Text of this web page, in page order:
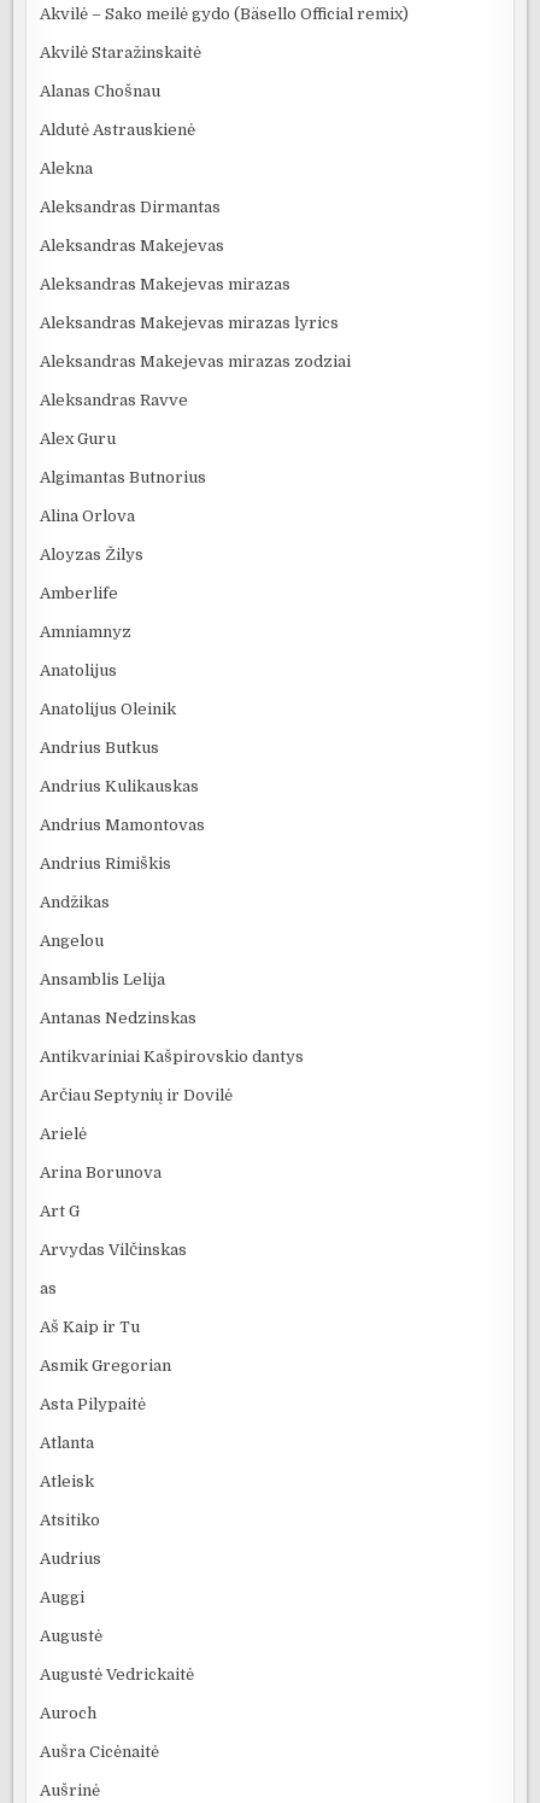
Akvilė – Sako meilė gydo (Bäsello Official remix)
Akvilė Staražinskaitė
Alanas Chošnau
Aldutė Astrauskienė
Alekna
Aleksandras Dirmantas
Aleksandras Makejevas
Aleksandras Makejevas mirazas
Aleksandras Makejevas mirazas lyrics
Aleksandras Makejevas mirazas zodziai
Aleksandras Ravve
Alex Guru
Algimantas Butnorius
Alina Orlova
Aloyzas Žilys
Amberlife
Amniamnyz
Anatolijus
Anatolijus Oleinik
Andrius Butkus
Andrius Kulikauskas
Andrius Mamontovas
Andrius Rimiškis
Andžikas
Angelou
Ansamblis Lelija
Antanas Nedzinskas
Antikvariniai Kašpirovskio dantys
Arčiau Septynių ir Dovilė
Arielė
Arina Borunova
Art G
Arvydas Vilčinskas
as
Aš Kaip ir Tu
Asmik Gregorian
Asta Pilypaitė
Atlanta
Atleisk
Atsitiko
Audrius
Auggi
Augustė
Augustė Vedrickaitė
Auroch
Aušra Cicėnaitė
Aušrinė